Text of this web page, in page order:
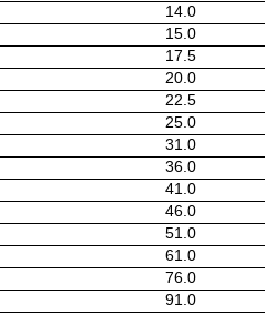
14.0
15.0
17.5
20.0
22.5
25.0
31.0
36.0
41.0
46.0
51.0
61.0
76.0
91.0